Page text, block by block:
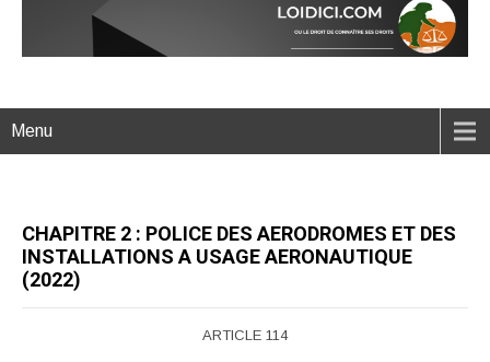
Menu
CHAPITRE 2 : POLICE DES AERODROMES ET DES
INSTALLATIONS A USAGE AERONAUTIQUE
(2022)
ARTICLE 114